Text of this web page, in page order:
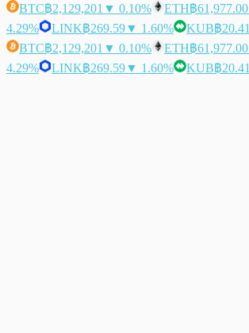
BTC฿2,129,201 ▼ 0.10% ETH฿61,977.00
4.29%
LINK฿269.59▼ 1.60% KUB฿20.41
BTC฿2,129,201 ▼ 0.10% ETH฿61,977.00
4.29%
LINK฿269.59▼ 1.60% KUB฿20.41